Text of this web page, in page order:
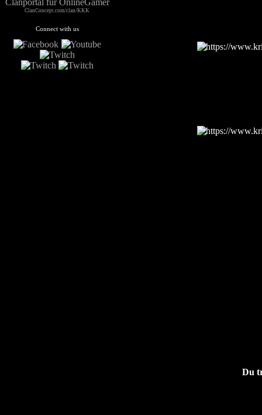
ClanConcept.com/clan/KKK
Connect with us
Du